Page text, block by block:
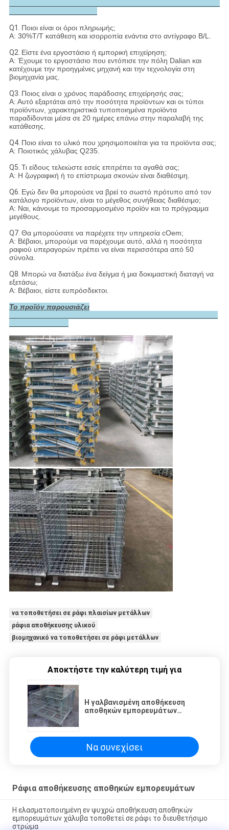
Q1. Ποιοι είναι οι όροι πληρωμής;
Α: 30%T/T κατάθεση και ισορροπία ενάντια στο αντίγραφο B/L.
Q2. Είστε ένα εργοστάσιο ή εμπορική επιχείρηση;
Α: Έχουμε το εργοστάσιο που εντόπισε την πόλη Dalian και
κατέχουμε την προηγμένες μηχανή και την τεχνολογία στη
βιομηχανία μας.
Q3. Ποιος είναι ο χρόνος παράδοσης επιχείρησής σας;
Α: Αυτό εξαρτάται από την ποσότητα προϊόντων και οι τύποι
προϊόντων, χαρακτηριστικά τυποποιημένα προϊόντα
παραδίδονται μέσα σε 20 ημέρες επάνω στην παραλαβή της
κατάθεσης.
Q4. Ποιο είναι το υλικό που χρησιμοποιείται για τα προϊόντα σας;
Α: Ποιοτικός χάλυβας Q235.
Q5. Τι είδους τελειώστε εσείς επιτρέπει τα αγαθά σας;
Α: Η ζωγραφική ή το επίστρωμα σκονών είναι διαθέσιμη.
Q6. Εγώ δεν θα μπορούσε να βρεί το σωστό πρότυπο από τον
κατάλογο προϊόντων, είναι το μέγεθος συνήθειας διαθέσιμο;
Α: Ναι, κάνουμε το προσαρμοσμένο προϊόν και το πρόγραμμα
μεγέθους.
Q7. Θα μπορούσατε να παρέχετε την υπηρεσία cOem;
Α: Βέβαιοι, μπορούμε να παρέχουμε αυτό, αλλά η ποσότητα
ραφιού υπεραγορών πρέπει να είναι περισσότερα από 50
σύνολα.
Q8. Μπορώ να διατάξω ένα δείγμα ή μια δοκιμαστική διαταγή να
εξετάσω;
Α: Βέβαιοι, είστε ευπρόσδεκτοι.
Το προϊόν παρουσιάζει
να τοποθετήσει σε ράφι πλαισίων μετάλλων
ράφια αποθήκευσης υλικού
βιομηχανικό να τοποθετήσει σε ράφι μετάλλων
Αποκτήστε την καλύτερη τιμή για
Η γαλβανισμένη αποθήκευση
αποθηκών εμπορευμάτων
πλέγματος καλωδίων χάλυβα
κλειδώσιμο
Να συνεχίσει
Ράφια αποθήκευσης αποθηκών εμπορευμάτων
Η ελασματοποιημένη εν ψυχρώ αποθήκευση αποθηκών
εμπορευμάτων χάλυβα τοποθετεί σε ράφι το διευθετήσιμο
στρώμα